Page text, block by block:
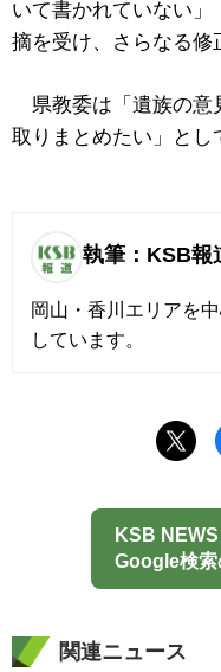
いて書かれていない
摘を受け、さらなる修
県教委は「遺族の意
取りまとめたい」とし
執筆：KSB報
岡山・香川エリアを
しています。
KSB NEWS
Google検索
関連ニュース